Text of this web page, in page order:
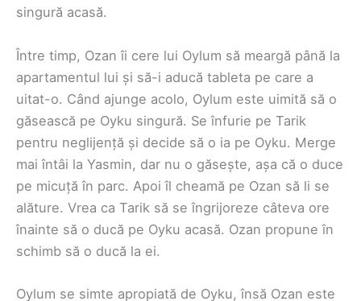
singură acasă.
Între timp, Ozan îi cere lui Oylum să meargă până la
apartamentul lui și să-i aducă tableta pe care a
uitat-o. Când ajunge acolo, Oylum este uimită să o
găsească pe Oyku singură. Se înfurie pe Tarik
pentru neglijență și decide să o ia pe Oyku. Merge
mai întâi la Yasmin, dar nu o găsește, așa că o duce
pe micuță în parc. Apoi îl cheamă pe Ozan să li se
alăture. Vrea ca Tarik să se îngrijoreze câteva ore
înainte să o ducă pe Oyku acasă. Ozan propune în
schimb să o ducă la ei.
Oylum se simte apropiată de Oyku, însă Ozan este